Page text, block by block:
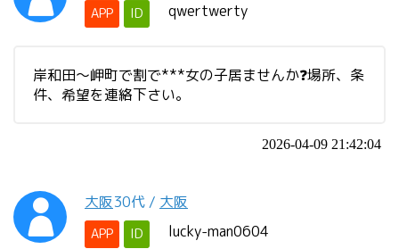
APP ID qwertwerty
岸和田〜岬町で割で***女の子居ませんか❓場所、条
件、希望を連絡下さい。
2026-04-09 21:42:04
大阪30代 / 大阪
APP ID lucky-man0604